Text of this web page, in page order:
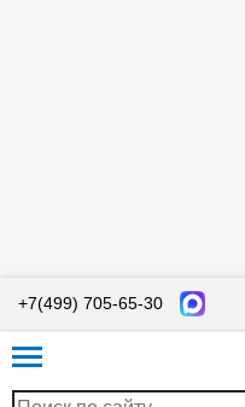
+7(499) 705-65-30